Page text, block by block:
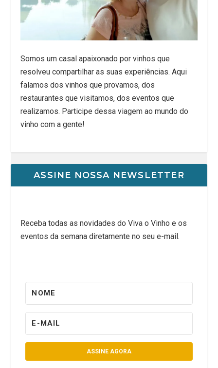
Somos um casal apaixonado por vinhos que
resolveu compartilhar as suas experiências. Aqui
falamos dos vinhos que provamos, dos
restaurantes que visitamos, dos eventos que
realizamos. Participe dessa viagem ao mundo do
vinho com a gente!
ASSINE NOSSA NEWSLETTER
Receba todas as novidades do Viva o Vinho e os
eventos da semana diretamente no seu e-mail.
ASSINE AGORA